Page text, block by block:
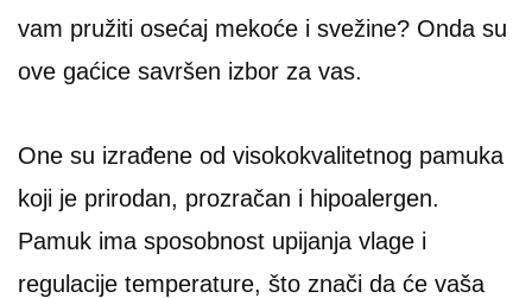
vam pružiti osećaj mekoće i svežine? Onda su
ove gaćice savršen izbor za vas.
One su izrađene od visokokvalitetnog pamuka
koji je prirodan, prozračan i hipoalergen.
Pamuk ima sposobnost upijanja vlage i
regulacije temperature, što znači da će vaša